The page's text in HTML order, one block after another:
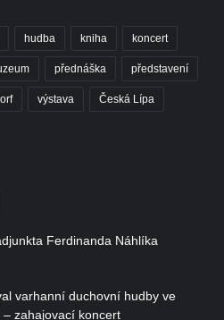
hudba kniha koncert
přednáška představení
výstava Česká Lípa
Ferdinanda Náhlíka
varhanní duchovní hudby ve
– zahajovací koncert